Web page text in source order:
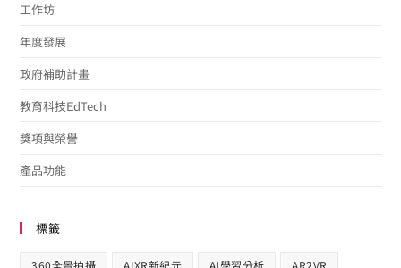
工作坊
年度發展
政府補助計畫
教育科技EdTech
獎項與榮譽
產品功能
標籤